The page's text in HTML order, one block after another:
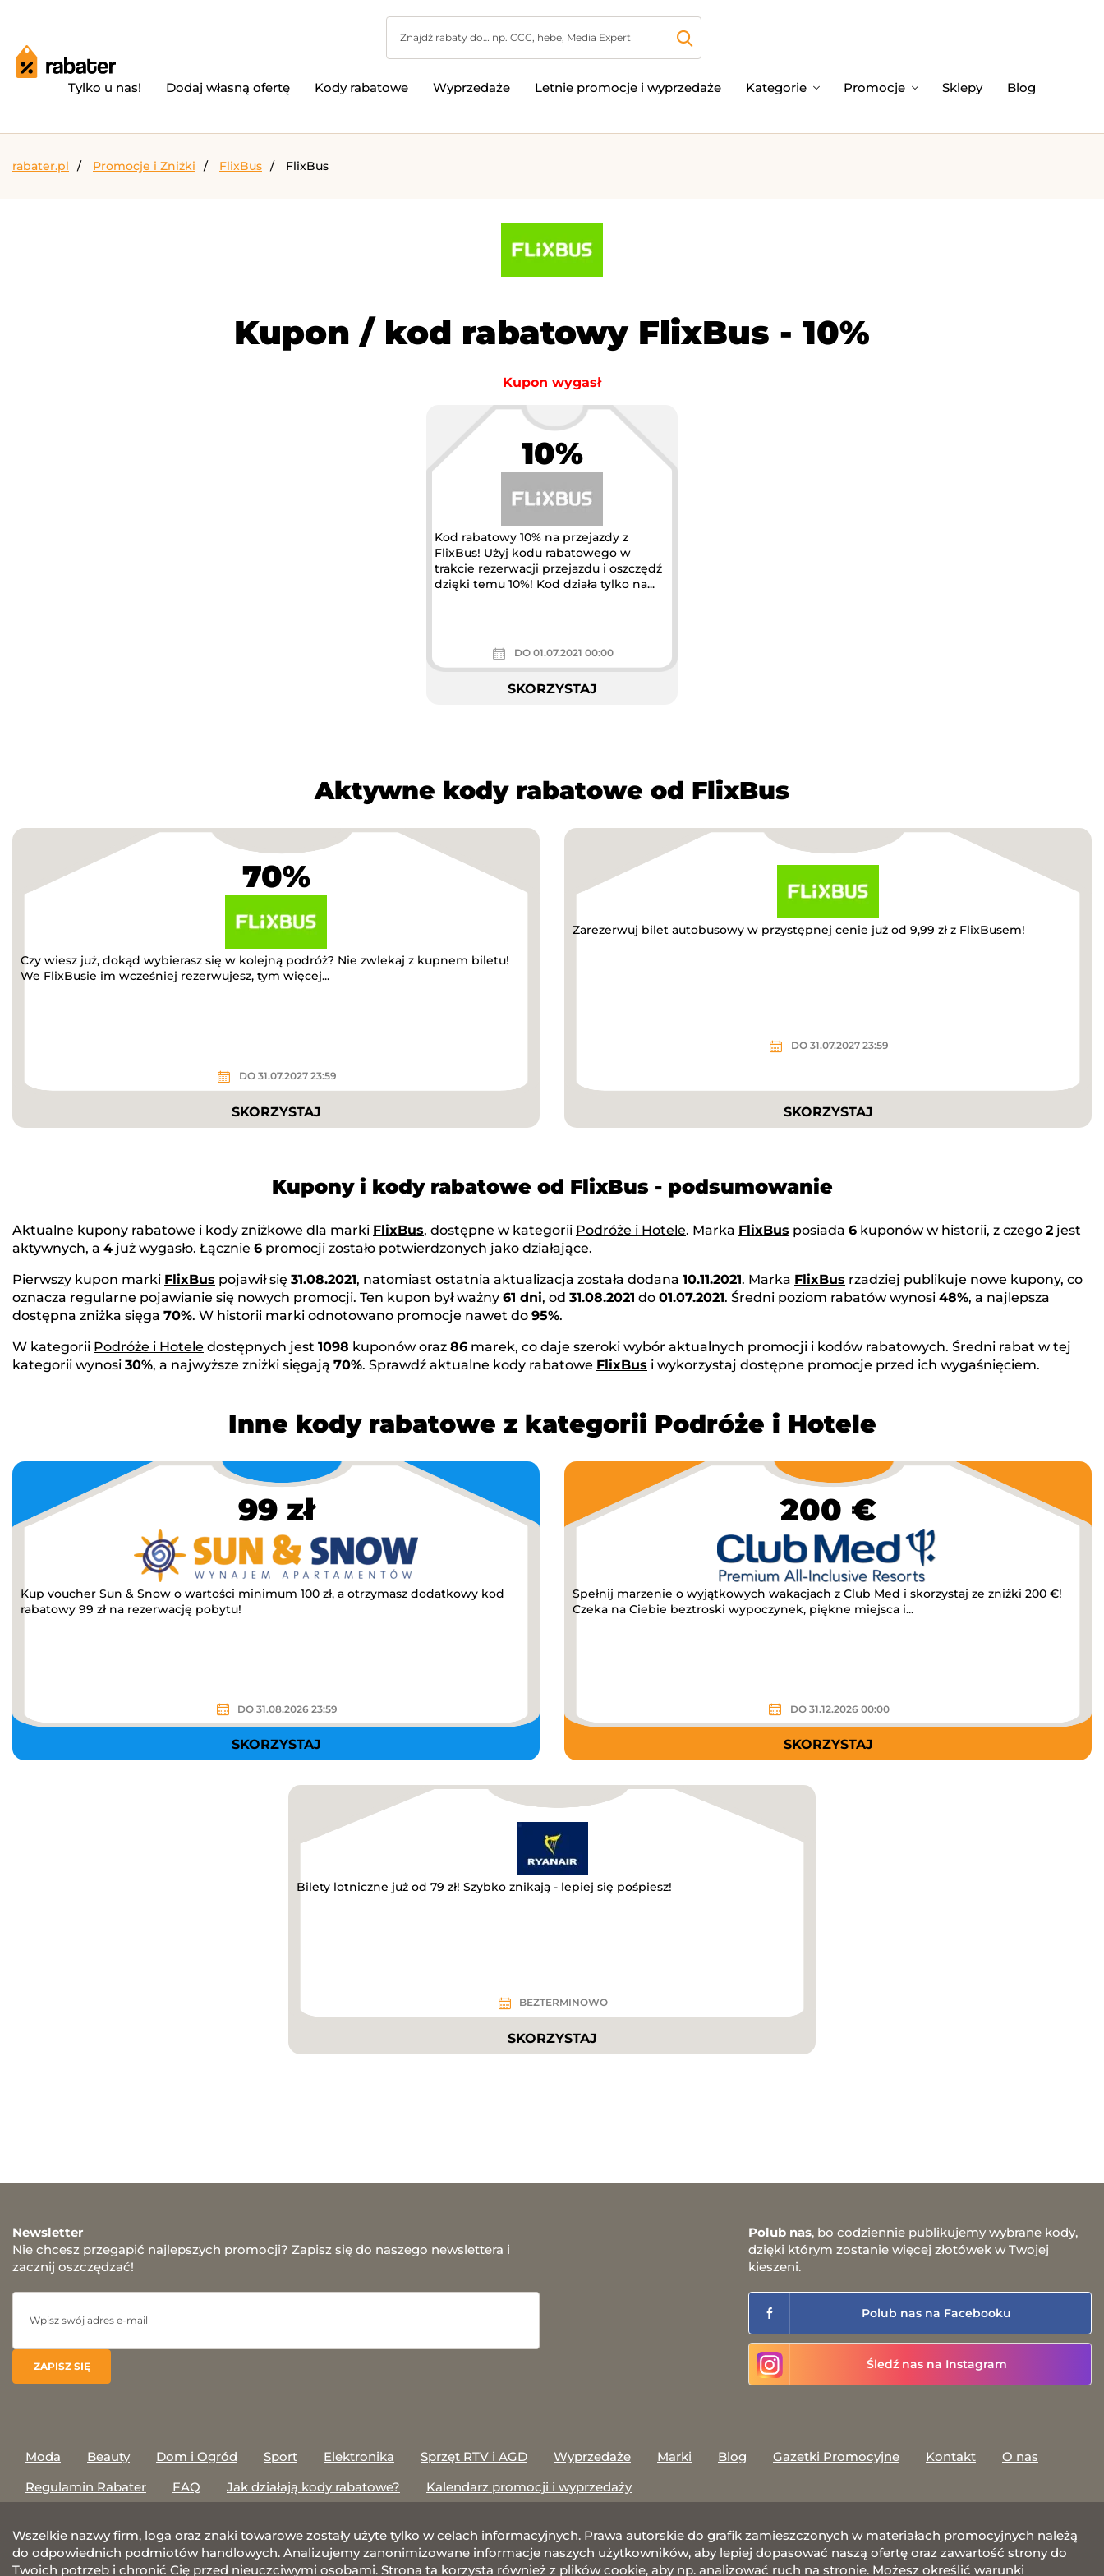
Tylko u nas! Dodaj własną ofertę Kody rabatowe Wyprzedaże Letnie promocje i wyprzedaże Kategorie Promocje Sklepy Blog
rabater.pl Promocje i Zniżki FlixBus FlixBus
Kupon / kod rabatowy FlixBus - 10%
Kupon wygasł
10%
Kod rabatowy 10% na przejazdy z
FlixBus! Użyj kodu rabatowego w
trakcie rezerwacji przejazdu i oszczędź
dzięki temu 10%! Kod działa tylko na...
DO 01.07.2021 00:00
SKORZYSTAJ
Aktywne kody rabatowe od FlixBus
70%
Czy wiesz już, dokąd wybierasz się w kolejną podróż? Nie zwlekaj z kupnem biletu!
We FlixBusie im wcześniej rezerwujesz, tym więcej...
DO 31.07.2027 23:59
SKORZYSTAJ
Zarezerwuj bilet autobusowy w przystępnej cenie już od 9,99 zł z FlixBusem!
DO 31.07.2027 23:59
SKORZYSTAJ
Kupony i kody rabatowe od FlixBus - podsumowanie
Aktualne kupony rabatowe i kody zniżkowe dla marki FlixBus, dostępne w kategorii Podróże i Hotele. Marka FlixBus posiada 6 kuponów w historii, z czego 2 jest
aktywnych, a 4 już wygasło. Łącznie 6 promocji zostało potwierdzonych jako działające.
Pierwszy kupon marki FlixBus pojawił się 31.08.2021, natomiast ostatnia aktualizacja została dodana 10.11.2021. Marka FlixBus rzadziej publikuje nowe kupony, co
oznacza regularne pojawianie się nowych promocji. Ten kupon był ważny 61 dni, od 31.08.2021 do 01.07.2021. Średni poziom rabatów wynosi 48%, a najlepsza
dostępna zniżka sięga 70%. W historii marki odnotowano promocje nawet do 95%.
W kategorii Podróże i Hotele dostępnych jest 1098 kuponów oraz 86 marek, co daje szeroki wybór aktualnych promocji i kodów rabatowych. Średni rabat w tej
kategorii wynosi 30%, a najwyższe zniżki sięgają 70%. Sprawdź aktualne kody rabatowe FlixBus i wykorzystaj dostępne promocje przed ich wygaśnięciem.
Inne kody rabatowe z kategorii Podróże i Hotele
99 zł
Kup voucher Sun & Snow o wartości minimum 100 zł, a otrzymasz dodatkowy kod
rabatowy 99 zł na rezerwację pobytu!
DO 31.08.2026 23:59
SKORZYSTAJ
200 €
Spełnij marzenie o wyjątkowych wakacjach z Club Med i skorzystaj ze zniżki 200 €!
Czeka na Ciebie beztroski wypoczynek, piękne miejsca i...
DO 31.12.2026 00:00
SKORZYSTAJ
Bilety lotniczne już od 79 zł! Szybko znikają - lepiej się pośpiesz!
BEZTERMINOWO
SKORZYSTAJ
Newsletter
Nie chcesz przegapić najlepszych promocji? Zapisz się do naszego newslettera i
zacznij oszczędzać!
Polub nas, bo codziennie publikujemy wybrane kody,
dzięki którym zostanie więcej złotówek w Twojej
kieszeni.
Polub nas na Facebooku
Śledź nas na Instagram
Moda Beauty Dom i Ogród Sport Elektronika Sprzęt RTV i AGD Wyprzedaże Marki Blog Gazetki Promocyjne Kontakt
O nas
Regulamin Rabater
FAQ Jak działają kody rabatowe? Kalendarz promocji i wyprzedaży
Wszelkie nazwy firm, loga oraz znaki towarowe zostały użyte tylko w celach informacyjnych. Prawa autorskie do grafik zamieszczonych w materiałach promocyjnych należą
do odpowiednich podmiotów handlowych. Analizujemy zanonimizowane informacje naszych użytkowników, aby lepiej dopasować naszą ofertę oraz zawartość strony do
Twoich potrzeb i chronić Cię przed nieuczciwymi osobami. Strona ta korzysta również z plików cookie, aby np. analizować ruch na stronie. Możesz określić warunki